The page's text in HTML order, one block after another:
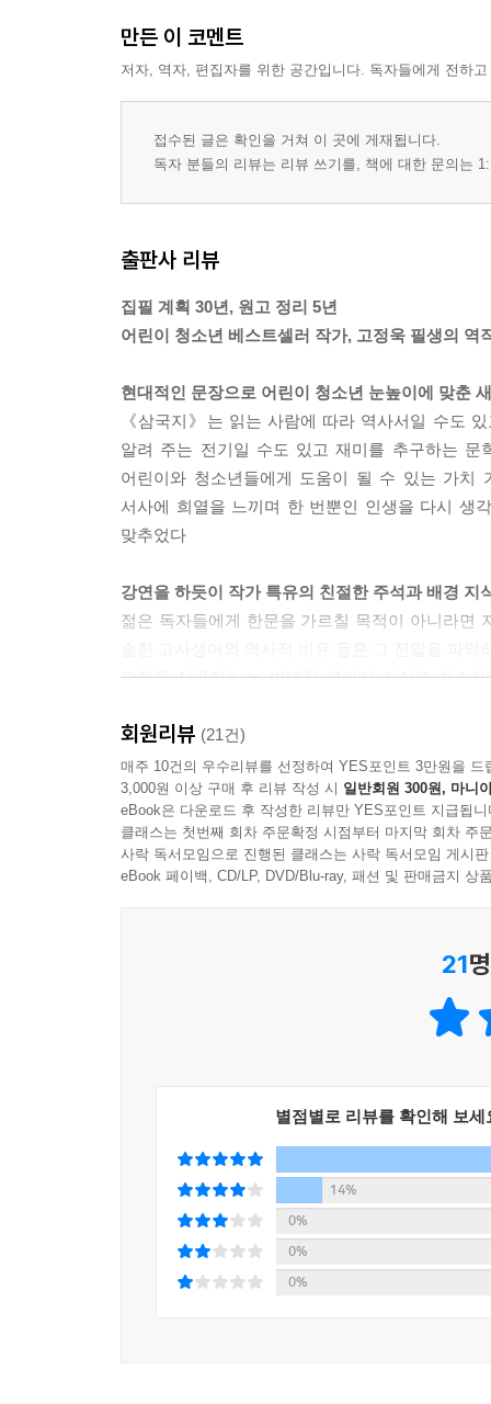
만든 이 코멘트
저자, 역자, 편집자를 위한 공간입니다. 독자들에게 전하
접수된 글은 확인을 거쳐 이 곳에 게재됩니다.
독자 분들의 리뷰는 리뷰 쓰기를, 책에 대한 문의는
출판사 리뷰
집필 계획 30년, 원고 정리 5년
어린이 청소년 베스트셀러 작가, 고정욱 필생의 역
현대적인 문장으로 어린이 청소년 눈높이에 맞춘
《삼국지》는 읽는 사람에 따라 역사서일 수도
알려 주는 전기일 수도 있고 재미를 추구하는
어린이와 청소년들에게 도움이 될 수 있는 가치
서사에 희열을 느끼며 한 번뿐인 인생을 다시 생
맞추었다
강연을 하듯이 작가 특유의 친절한 주석과 배경 지
젊은 독자들에게 한문을 가르칠 목적이 아니라면
고정욱 삼국지》는 방대한 곁가지 지식은 최소
도움이 되도록 했다.
내용 이해를 위한 주요 등장인물 일러스트와 배경
《주석으로 쉽게 읽는 고정욱 삼국지》는 작품의
부분은 단순화했고, 중간중간 삽입되는 장황한 군
독자들이 수많은 등장인물과 복잡한 내용의 삼
회원리뷰 (21건)
매주 10건의 우수리뷰를 선정하여 YES포인트 3만원을 드
3,000원 이상 구매 후 리뷰 작성 시 일반회원 300원, 마니
eBook은 다운로드 후 작성한 리뷰만 YES포인트 지급됩니
클래스는 첫번째 회차 주문확정 시점부터 마지막 회차 주
사락 독서모임으로 진행된 클래스는 사락 독서모임 게시
eBook 페이백, CD/LP, DVD/Blu-ray, 패션 및 판매금지 상
21
별점별로 리뷰를 확인해 보세
14%
0%
0%
0%